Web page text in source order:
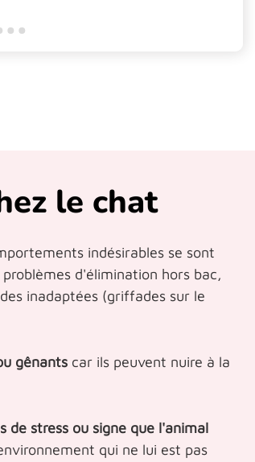
le chat
indésirables se sont
problèmes d'élimination hors bac,
inadaptées (griffades sur le
gênants car ils peuvent nuire à la
de stress ou signe que l'animal
qui ne lui est pas